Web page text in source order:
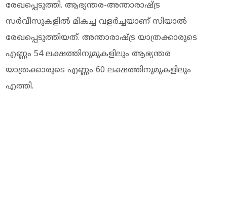
രേഖപ്പെടുത്തി. ആഭ്യന്തര-അന്താരാഷ്ട്ര
സർവീസുകളിൽ മികച്ച വളർച്ചയാണ് സിയാൽ
രേഖപ്പെടുത്തിയത്. അന്താരാഷ്ട്ര യാത്രക്കാരുടെ
എണ്ണം 54 ലക്ഷത്തിനുമുകളിലും ആഭ്യന്തര
യാത്രക്കാരുടെ എണ്ണം 60 ലക്ഷത്തിനുമുകളിലും
എത്തി.